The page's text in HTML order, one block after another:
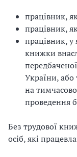
працівник,
працівник,
працівник, у
книжки
України,
на
проведення
Без трудової
осіб, які